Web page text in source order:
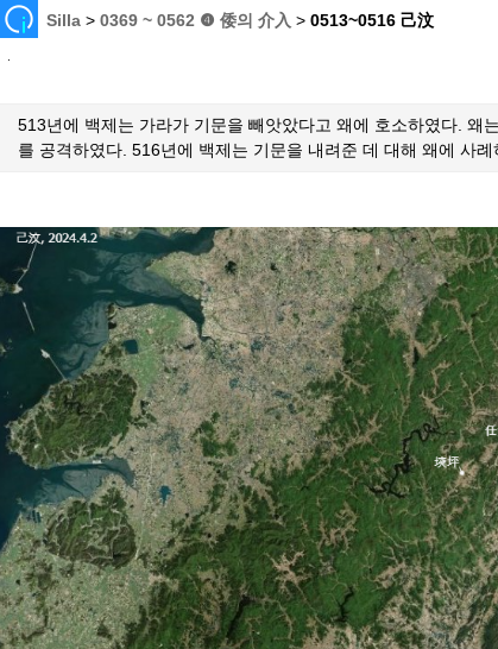
Silla >0369 ~ 0562 ❹ 倭의 介入 >0513~0516 己汶
513년에 백제는 가라가 기문을 빼앗았다고 왜에 호소하였다. 왜
를 공격하였다. 516년에 백제는 기문을 내려준 데 대해 왜에 사례